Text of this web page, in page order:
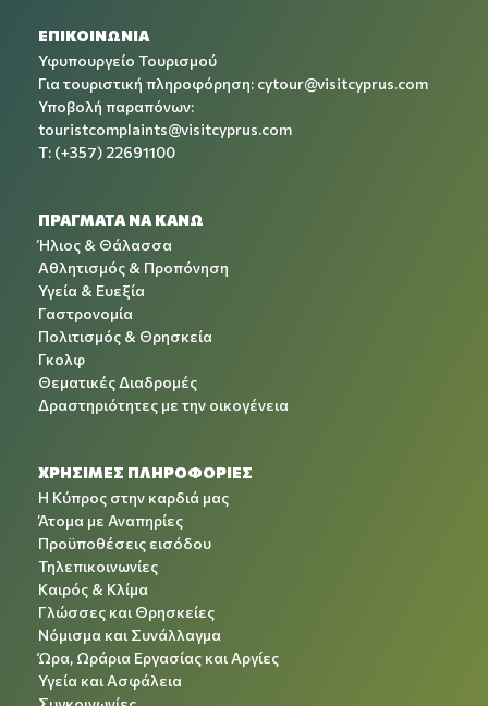
ΕΠΙΚΟΙΝΩΝΙΑ
Υφυπουργείο Τουρισμού
Για τουριστική πληροφόρηση: cytour@visitcyprus.com
Υποβολή παραπόνων:
touristcomplaints@visitcyprus.com
T: (+357) 22691100
ΠΡΑΓΜΑΤΑ ΝΑ ΚΑΝΩ
Ήλιος & Θάλασσα
Αθλητισμός & Προπόνηση
Υγεία & Ευεξία
Γαστρονομία
Πολιτισμός & Θρησκεία
Γκολφ
Θεματικές Διαδρομές
Δραστηριότητες με την οικογένεια
ΧΡΉΣΙΜΕΣ ΠΛΗΡΟΦΟΡΊΕΣ
Η Κύπρος στην καρδιά μας
Άτομα με Αναπηρίες
Προϋποθέσεις εισόδου
Τηλεπικοινωνίες
Καιρός & Κλίμα
Γλώσσες και Θρησκείες
Νόμισμα και Συνάλλαγμα
Ώρα, Ωράρια Εργασίας και Αργίες
Υγεία και Ασφάλεια